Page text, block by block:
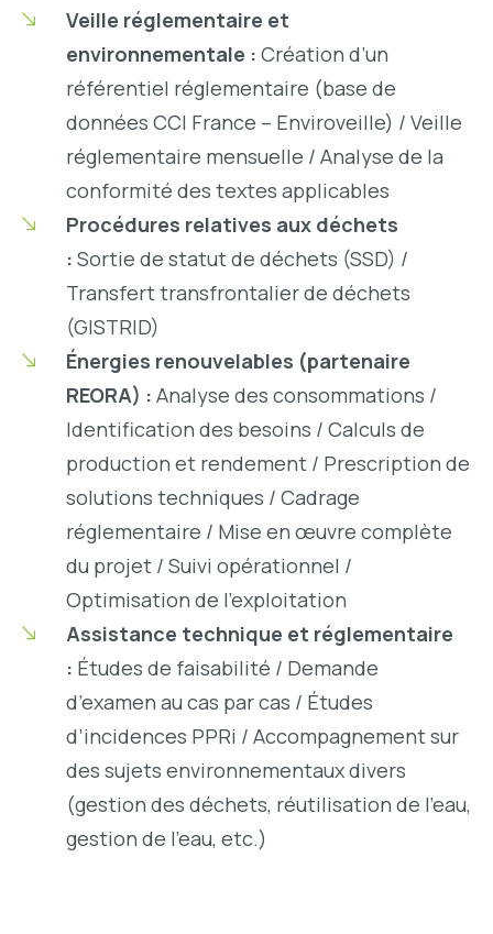
Veille réglementaire et
environnementale : Création d’un
référentiel réglementaire (base de
données CCI France – Enviroveille) / Veille
réglementaire mensuelle / Analyse de la
conformité des textes applicables
Procédures relatives aux déchets
: Sortie de statut de déchets (SSD) /
Transfert transfrontalier de déchets
(GISTRID)
Énergies renouvelables (partenaire
REORA) : Analyse des consommations /
Identification des besoins / Calculs de
production et rendement / Prescription de
solutions techniques / Cadrage
réglementaire / Mise en œuvre complète
du projet / Suivi opérationnel /
Optimisation de l’exploitation
Assistance technique et réglementaire
: Études de faisabilité / Demande
d’examen au cas par cas / Études
d’incidences PPRi / Accompagnement sur
des sujets environnementaux divers
(gestion des déchets, réutilisation de l'eau,
gestion de l'eau, etc.)